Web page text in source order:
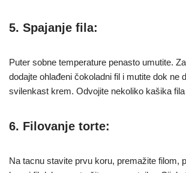
5. Spajanje fila:
Puter sobne temperature penasto umutite.
dodajte ohlađeni čokoladni fil i mutite dok ne
svilenkast krem. Odvojite nekoliko kašika
6. Filovanje torte:
Na tacnu stavite prvu koru, premažite filom,